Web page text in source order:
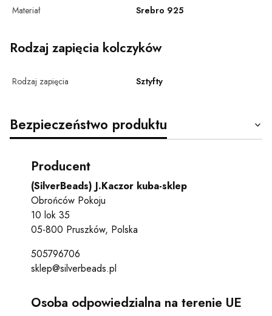
Materiał Srebro 925
Rodzaj zapięcia kolczyków
Rodzaj zapięcia Sztyfty
Bezpieczeństwo produktu
Producent
(SilverBeads) J.Kaczor kuba-sklep
Obrońców Pokoju
10 lok 35
05-800 Pruszków, Polska
505796706
sklep@silverbeads.pl
Osoba odpowiedzialna na terenie UE